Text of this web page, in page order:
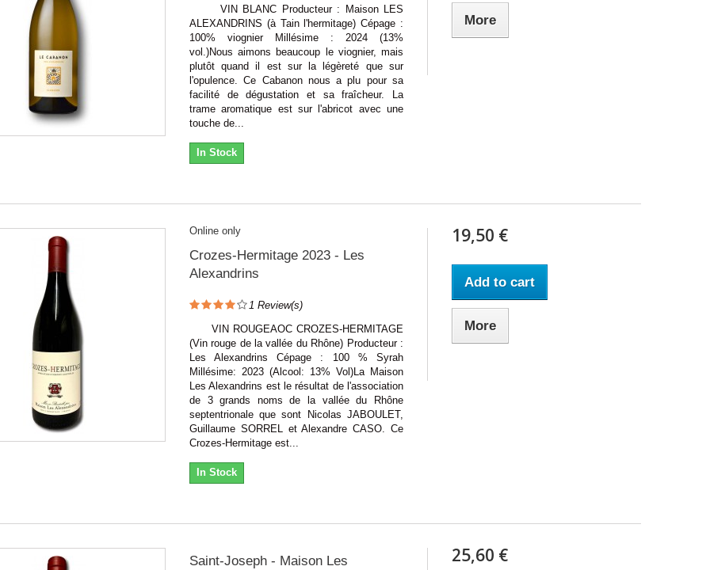
VIN BLANC Producteur : Maison LES
ALEXANDRINS (à Tain l'hermitage) Cépage :
100% viognier Millésime : 2024 (13%
vol.)Nous aimons beaucoup le viognier, mais
plutôt quand il est sur la légèreté que sur
l'opulence. Ce Cabanon nous a plu pour sa
facilité de dégustation et sa fraîcheur. La
trame aromatique est sur l'abricot avec une
touche de...
In Stock
More
Online only
Crozes-Hermitage 2023 - Les
Alexandrins
1 Review(s)
VIN ROUGEAOC CROZES-HERMITAGE
(Vin rouge de la vallée du Rhône) Producteur :
Les Alexandrins Cépage : 100 % Syrah
Millésime: 2023 (Alcool: 13% Vol)La Maison
Les Alexandrins est le résultat de l'association
de 3 grands noms de la vallée du Rhône
septentrionale que sont Nicolas JABOULET,
Guillaume SORREL et Alexandre CASO. Ce
Crozes-Hermitage est...
In Stock
19,50 €
Add to cart
More
Saint-Joseph - Maison Les
25,60 €